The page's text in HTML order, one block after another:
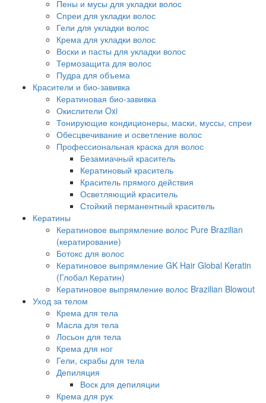
Пены и мусы для укладки волос
Спреи для укладки волос
Гели для укладки волос
Крема для укладки волос
Воски и пасты для укладки волос
Термозащита для волос
Пудра для объема
Красители и био-завивка
Кератиновая био-завивка
Окислители Oxi
Тонирующие кондиционеры, маски, муссы, спреи
Обесцвечивание и осветление волос
Профессиональная краска для волос
Безамиачный краситель
Кератиновый краситель
Краситель прямого действия
Осветляющий краситель
Стойкий перманентный краситель
Кератины
Кератиновое выпрямление волос Pure Brazilian
(кератирование)
Ботокс для волос
Кератиновое выпрямление GK Hair Global Keratin
(Глобал Кератин)
Кератиновое выпрямление волос Brazilian Blowout
Уход за телом
Крема для тела
Масла для тела
Лосьон для тела
Крема для ног
Гели, скрабы для тела
Депиляция
Воск для депиляции
Крема для рук